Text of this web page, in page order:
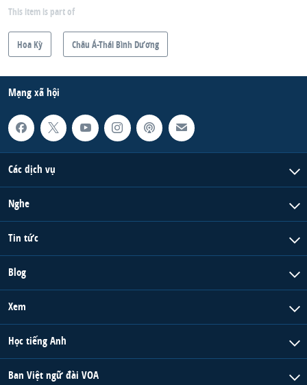
This item is part of
Hoa Kỳ Châu Á-Thái Bình Dương
Mạng xã hội
Các dịch vụ
Nghe
Tin tức
Blog
Xem
Học tiếng Anh
Ban Việt ngữ đài VOA